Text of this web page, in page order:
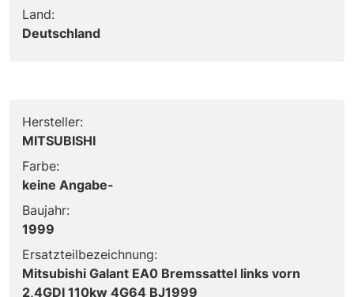
Land:
Deutschland
Hersteller:
MITSUBISHI
Farbe:
keine Angabe-
Baujahr:
1999
Ersatzteilbezeichnung:
Mitsubishi Galant EA0 Bremssattel links vorn
2,4GDI 110kw 4G64 BJ1999